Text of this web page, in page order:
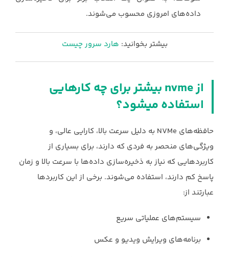
داده‌های امروزی محسوب می‌شوند.‏
بیشتر بخوانید: هارد سرور چیست
از ‏nvme‏ بیشتر برای چه کارهایی
استفاده میشود؟
حافظه‌های ‏NVMe‏ به دلیل سرعت بالا، کارایی عالی، و
ویژگی‌های منحصر به فردی که دارند، برای ‏بسیاری از
کاربردهایی که نیاز به ذخیره‌سازی داده‌ها با سرعت بالا و زمان
پاسخ کم دارند، استفاده ‏می‌شوند. برخی از این کاربردها
عبارتند از:‏
سیستم‌های عملیاتی سریع
برنامه‌های ویرایش ویدیو و عکس